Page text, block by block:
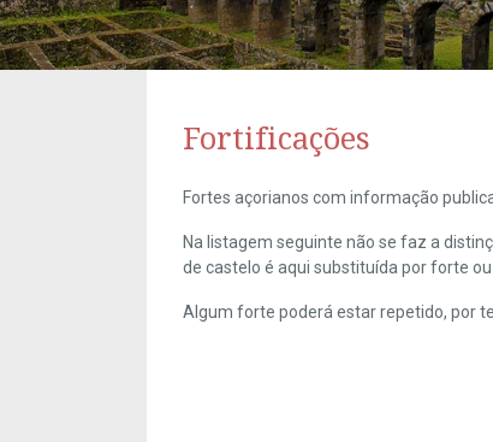
Fortificações
Fortes açorianos com informação
Na listagem seguinte não se faz a
de castelo é aqui substituída por forte
Algum forte poderá estar repetido, por